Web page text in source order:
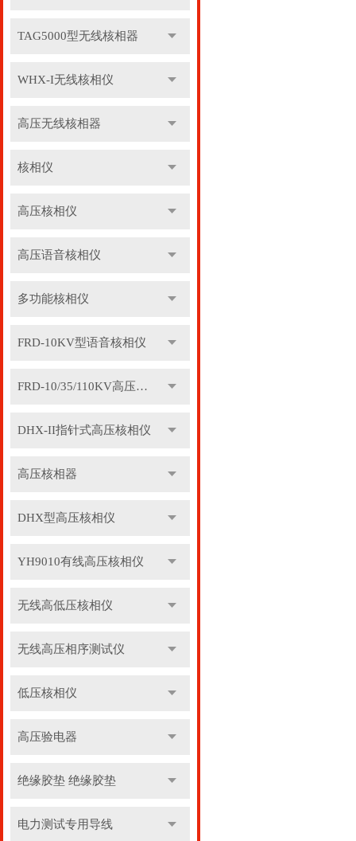
TAG5000型无线核相器
WHX-I无线核相仪
高压无线核相器
核相仪
高压核相仪
高压语音核相仪
多功能核相仪
FRD-10KV型语音核相仪
FRD-10/35/110KV高压语音核相器
DHX-II指针式高压核相仪
高压核相器
DHX型高压核相仪
YH9010有线高压核相仪
无线高低压核相仪
无线高压相序测试仪
低压核相仪
高压验电器
绝缘胶垫 绝缘胶垫
电力测试专用导线